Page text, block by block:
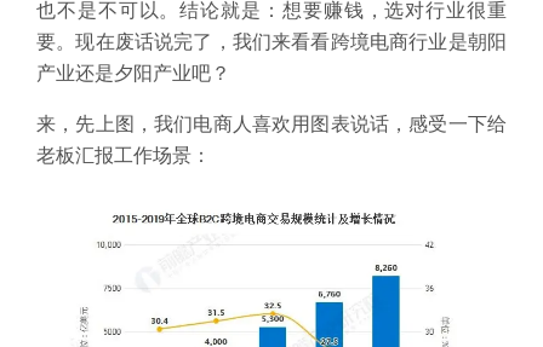
也不是不可以。结论就是：想要赚钱，选对行业很重
要。现在废话说完了，我们来看看跨境电商行业是朝阳
产业还是夕阳产业吧？
来，先上图，我们电商人喜欢用图表说话，感受一下给
老板汇报工作场景：